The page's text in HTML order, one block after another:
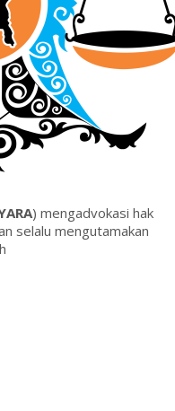
) mengadvokasi hak
selalu mengutamakan